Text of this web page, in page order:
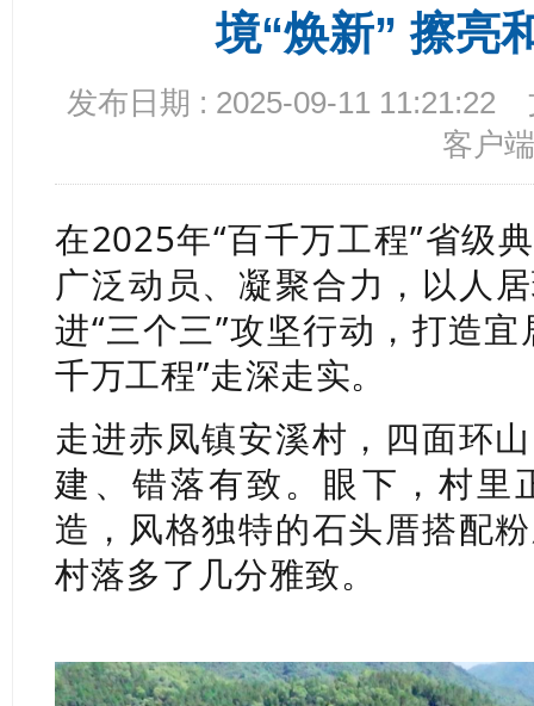
境“焕新” 擦亮
发布日期 : 2025-09-11 11:21:22
客户端
在2025年“百千万工程”省级
广泛动员、凝聚合力，以人
进“三个三”攻坚行动，打造
千万工程”走深走实。
走进赤凤镇安溪村，四面环
建、错落有致。眼下，村里
造，风格独特的石头厝搭配
村落多了几分雅致。